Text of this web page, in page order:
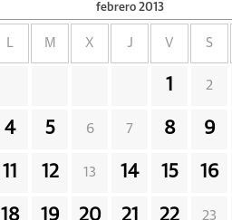
febrero 2013
L M X J V S
1 2
4 5 6 7 8 9
11 12 13 14 15 16
18 19 20 21 22 23